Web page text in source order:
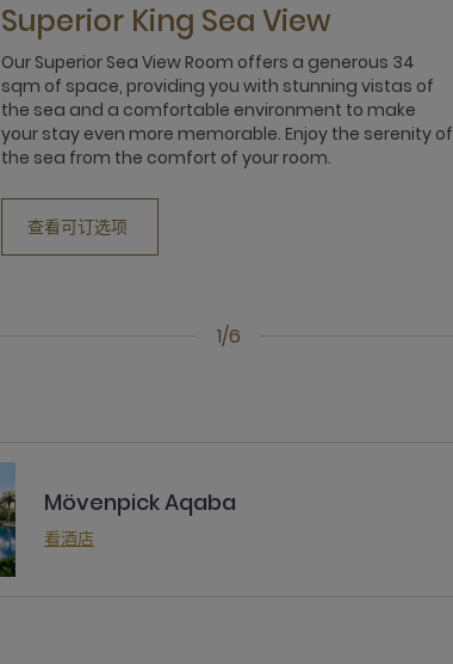
1/6
Superior King Sea View
Our Superior Sea View Room offers a generous 34
sqm of space, providing you with stunning vistas of
the sea and a comfortable environment to make
your stay even more memorable. Enjoy the serenity of
the sea from the comfort of your room.
查看可订选项
Mövenpick Aqaba
看酒店